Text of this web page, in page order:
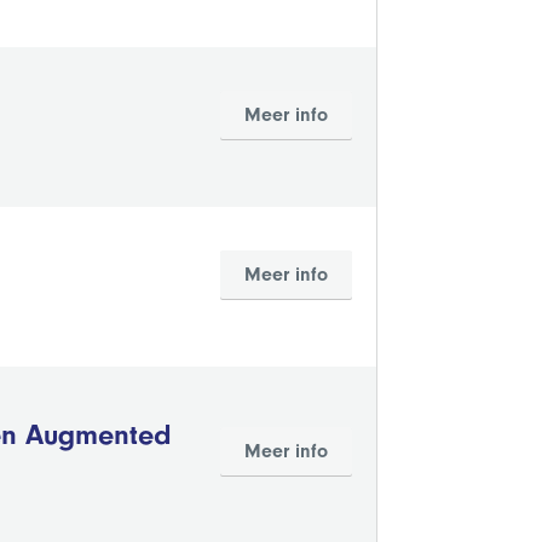
Meer info
Meer info
Augmented Meer info